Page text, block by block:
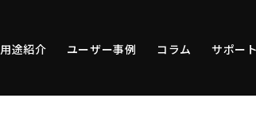
用途紹介 ユーザー事例 コラム サポート